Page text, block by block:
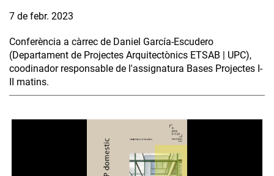
7 de febr. 2023
Conferència a càrrec de Daniel García-Escudero
(Departament de Projectes Arquitectònics ETSAB | UPC),
coodinador responsable de l'assignatura Bases Projectes I-
II matins.